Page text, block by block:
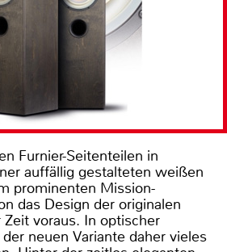
Furnier-Seitenteilen in
auffällig gestalteten weißen
prominenten Mission-
das Design der originalen
voraus. In optischer
neuen Variante daher vieles